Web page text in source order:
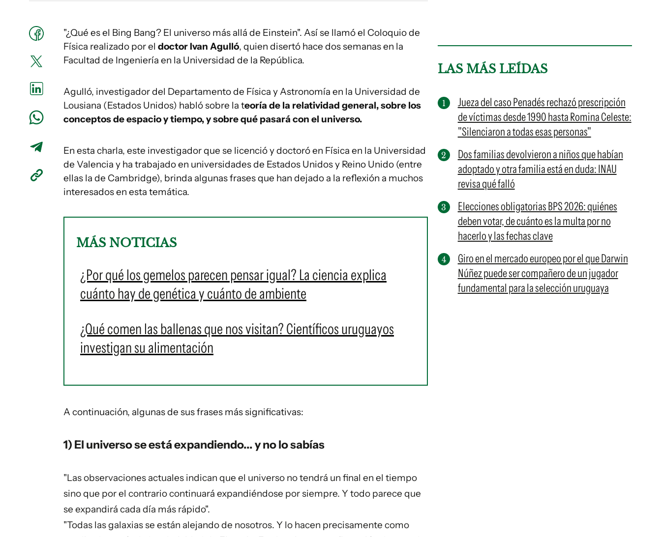
"¿Qué es el Bing Bang? El universo más allá de Einstein". Así se llamó el Coloquio de
Física realizado por el doctor Ivan Agulló, quien disertó hace dos semanas en la
Facultad de Ingeniería en la Universidad de la República.
Agulló, investigador del Departamento de Física y Astronomía en la Universidad de
Lousiana (Estados Unidos) habló sobre la teoría de la relatividad general, sobre los
conceptos de espacio y tiempo, y sobre qué pasará con el universo.
En esta charla, este investigador que se licenció y doctoró en Física en la Universidad
de Valencia y ha trabajado en universidades de Estados Unidos y Reino Unido (entre
ellas la de Cambridge), brinda algunas frases que han dejado a la reflexión a muchos
interesados en esta temática.
MÁS NOTICIAS
¿Por qué los gemelos parecen pensar igual? La ciencia explica
cuánto hay de genética y cuánto de ambiente
¿Qué comen las ballenas que nos visitan? Científicos uruguayos
investigan su alimentación
A continuación, algunas de sus frases más significativas:
1) El universo se está expandiendo... y no lo sabías
"Las observaciones actuales indican que el universo no tendrá un final en el tiempo
sino que por el contrario continuará expandiéndose por siempre. Y todo parece que
se expandirá cada día más rápido".
"Todas las galaxias se están alejando de nosotros. Y lo hacen precisamente como
LAS MÁS LEÍDAS
Jueza del caso Penadés rechazó prescripción
de víctimas desde 1990 hasta Romina Celeste:
"Silenciaron a todas esas personas"
Dos familias devolvieron a niños que habían
adoptado y otra familia está en duda: INAU
revisa qué falló
Elecciones obligatorias BPS 2026: quiénes
deben votar, de cuánto es la multa por no
hacerlo y las fechas clave
Giro en el mercado europeo por el que Darwin
Núñez puede ser compañero de un jugador
fundamental para la selección uruguaya